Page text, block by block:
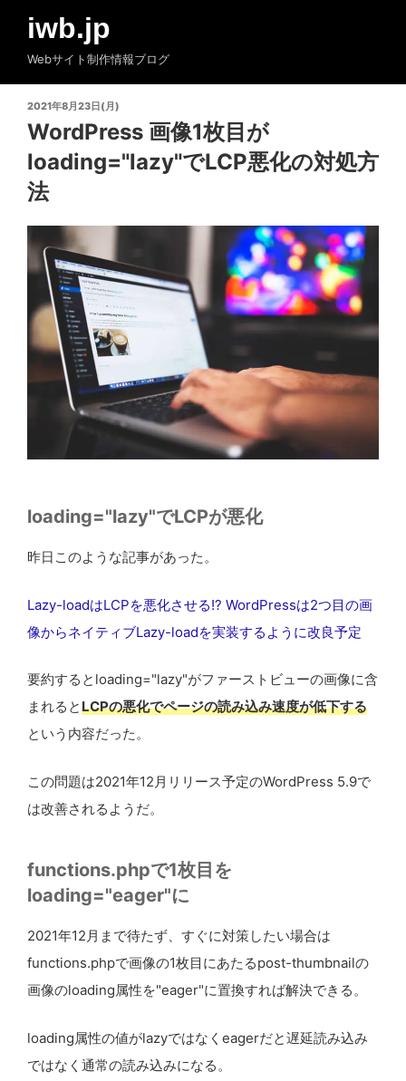
iwb.jp
Webサイト制作情報ブログ
投
稿
日:
2021年8月23日(月)
WordPress 画像1枚目が
loading="lazy"でLCP悪化の対処方
法
loading="lazy"でLCPが悪化
昨日このような記事があった。
Lazy-loadはLCPを悪化させる!? WordPressは2つ目の画
像からネイティブLazy-loadを実装するように改良予定
要約するとloading="lazy"がファーストビューの画像に含
まれるとLCPの悪化でページの読み込み速度が低下する
という内容だった。
この問題は2021年12月リリース予定のWordPress 5.9で
は改善されるようだ。
functions.phpで1枚目を
loading="eager"に
2021年12月まで待たず、すぐに対策したい場合は
functions.phpで画像の1枚目にあたるpost-thumbnailの
画像のloading属性を"eager"に置換すれば解決できる。
loading属性の値がlazyではなくeagerだと遅延読み込み
ではなく通常の読み込みになる。